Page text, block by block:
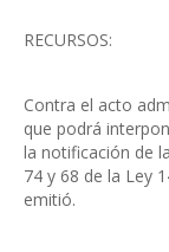
RECURSOS:
Contra el acto
que podrá
la notificación de
74 y 68 de la Ley
emitió.